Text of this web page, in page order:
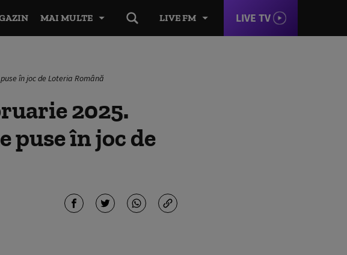
LIVE FM LIVE TV
MAI MULTE
în joc de Loteria Română
2025.
puse în joc de